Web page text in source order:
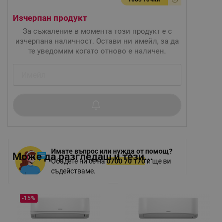
Имате въпрос или нужда от помощ?
Обадете ни се на0700 70 170и ще ви
съдействаме.
Изчерпан продукт
За съжаление в момента този продукт е с
изчерпана наличност. Остави ни имейл, за да
те уведомим когато отново е наличен.
Може да разгледаш и тези...
-15%